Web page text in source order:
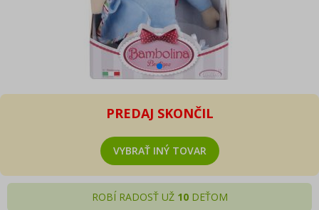
PREDAJ SKONČIL
VYBRAŤ INÝ TOVAR
ROBÍ RADOSŤ UŽ 10DEŤOM